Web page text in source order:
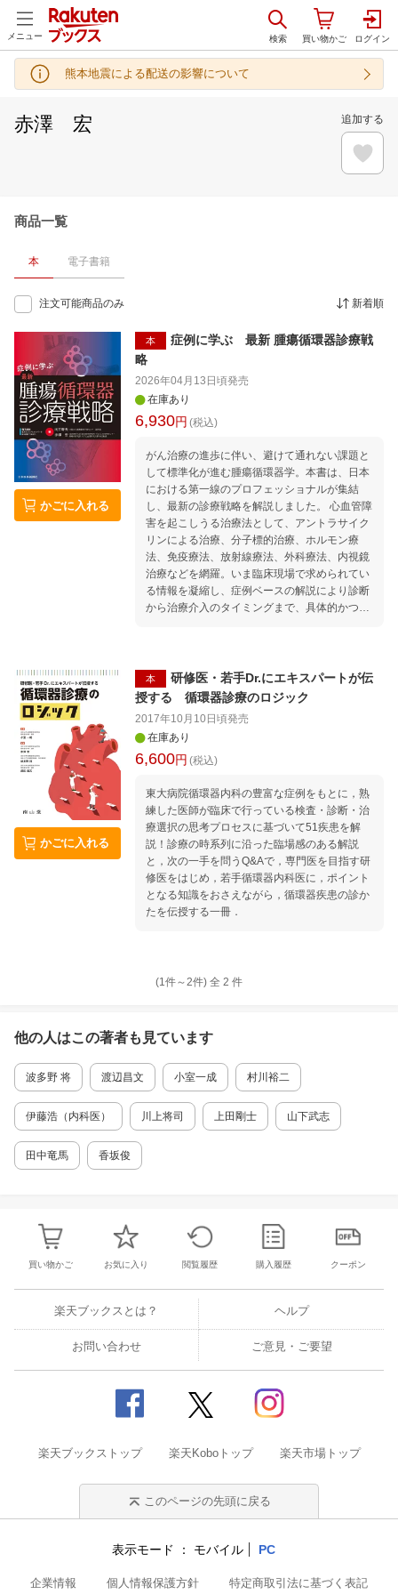
メニュー
熊本地震による配送の影響について
赤澤 宏 追加する
商品一覧
本 電子書籍
注文可能商品のみ 新着順
かごに入れる
本
症例に学ぶ 最新 腫瘍循環器診療戦
略
2026年04月13日頃発売
在庫あり
6,930円 (税込)
がん治療の進歩に伴い、避けて通れない課題と
して標準化が進む腫瘍循環器学。本書は、日本
における第一線のプロフェッショナルが集結
し、最新の診療戦略を解説しました。 心血管障
害を起こしうる治療法として、アントラサイク
リンによる治療、分子標的治療、ホルモン療
法、免疫療法、放射線療法、外科療法、内視鏡
治療などを網羅。いま臨床現場で求められてい
る情報を凝縮し、症例ベースの解説により診断
から治療介入のタイミングまで、具体的かつ実
るすべての循環器医、腫瘍医の先生におすすめ
する一冊です。 1章 総 論 1 がん治療前マネジ
2 がん治療中マネジメント がん治療中の心血
管合併症のフォロー，および診断と治療 2章
治療別マネジメント 1 Traditional Therapy 1
与した症例における虚血性心疾患，ワルファリ
ンとの関連 3 シスプラチンと血栓症 4 シク
ロホスファミドを投与した症例 2 分子標的薬
1 HER2阻害薬を投与した症例における心筋毒
性 2 血管新生阻害薬を投与した症例における
心血管毒性 3 遺伝子変異陽性肺がん：チロシ
ンキナーゼ阻害薬を投与した症例における心筋
毒性および血栓症 4 TKIを投与した症例にお
投与した症例における不整脈，QT延長 3 ホル
施行した症例における血栓症，心毒性 4 免疫療
法 免疫チェックポイント阻害薬を投与した症
例における心筋炎 5 放射線療法 放射線療法を
施行した症例における心血管合併症 6 外科療法
内視鏡治療施行例における腫瘍循環器 3章
がんサバイバー がんサバイバーにおける心血
か：“老年”腫瘍循環器の視点 5 小児腫瘍学と腫
瘍循環器学 6 腫瘍産婦人科学における腫瘍循環
器医の役割 7 腫瘍循環器薬学
かごに入れる
本
研修医・若手Dr.にエキスパートが伝
授する 循環器診療のロジック
2017年10月10日頃発売
在庫あり
6,600円 (税込)
東大病院循環器内科の豊富な症例をもとに，熟
練した医師が臨床で行っている検査・診断・治
療選択の思考プロセスに基づいて51疾患を解
説！診療の時系列に沿った臨場感のある解説
と，次の一手を問うQ&Aで，専門医を目指す研
修医をはじめ，若手循環器内科医に，ポイント
となる知識をおさえながら，循環器疾患の診か
たを伝授する一冊．
(1件～2件) 全 2 件
他の人はこの著者も見ています
波多野 将 渡辺昌文 小室一成 村川裕二
伊藤浩（内科医） 川上将司 上田剛士 山下武志
田中竜馬 香坂俊
買い物かご お気に入り 閲覧履歴 購入履歴 クーポン
楽天ブックスとは？ ヘルプ
お問い合わせ ご意見・ご要望
楽天ブックストップ 楽天Koboトップ 楽天市場トップ
このページの先頭に戻る
表示モード モバイル PC
企業情報 個人情報保護方針 特定商取引法に基づく表記